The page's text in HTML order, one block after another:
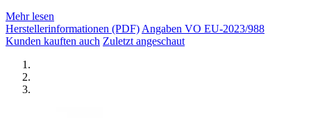
Mehr lesen
Herstellerinformationen (PDF)Angaben VO EU-2023/988
Kunden kauften auch Zuletzt angeschaut